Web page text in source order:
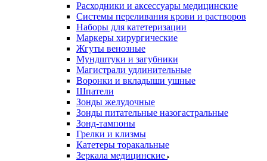
Расходники и аксессуары медицинские
Системы переливания крови и растворов
Наборы для катетеризации
Маркеры хирургические
Жгуты венозные
Мундштуки и загубники
Магистрали удлинительные
Воронки и вкладыши ушные
Шпатели
Зонды желудочные
Зонды питательные назогастральные
Зонд-тампоны
Грелки и клизмы
Катетеры торакальные
Зеркала медицинские